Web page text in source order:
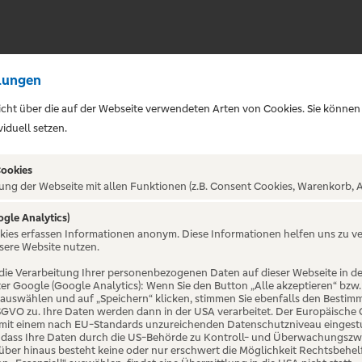
NICHT
über die auf der Webseite verwendeten Arten von Cookies. Sie
setzen.
der Webseite mit allen Funktionen (z.B. Consent Cookies, Warenkorb,
Analytics)
erfassen Informationen anonym. Diese Informationen helfen uns zu
Website nutzen.
Verarbeitung Ihrer personenbezogenen Daten auf dieser Webseite in
Google (Google Analytics): Wenn Sie den Button „Alle akzeptieren“
und auf „Speichern“ klicken, stimmen Sie ebenfalls den
zu. Ihre Daten werden dann in der USA verarbeitet. Der
einem nach EU-Standards unzureichenden Datenschutzniveau
Ihre Daten durch die US-Behörde zu Kontroll- und
hinaus besteht keine oder nur erschwert die Möglichkeit